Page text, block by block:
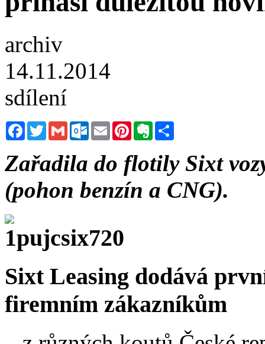
archiv
14.11.2014
sdílení
FacebookTwitterGmail Outlook.com
Email PinterestEvernote
Zařadila do flotily Sixt
(pohon benzín a CNG).
Sixt Leasing dodává
firemním zákazníkům